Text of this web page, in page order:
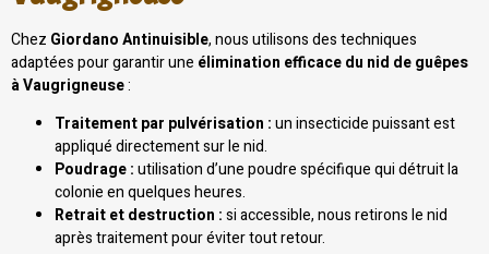
Chez Giordano Antinuisible, nous utilisons des techniques
adaptées pour garantir une élimination efficace du nid de guêpes
à Vaugrigneuse:
Traitement par pulvérisation :un insecticide puissant est
appliqué directement sur le nid.
Poudrage :utilisation d’une poudre spécifique qui détruit la
colonie en quelques heures.
Retrait et destruction :si accessible, nous retirons le nid
après traitement pour éviter tout retour.